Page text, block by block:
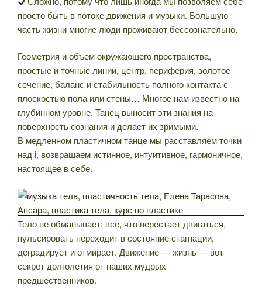
просто быть в потоке движения и музыки. Большую
часть жизни многие люди проживают бессознательно.
Геометрия и объем окружающего пространства,
простые и точные линии, центр, периферия, золотое
сечение, баланс и стабильность полного контакта с
плоскостью пола или стены… Многое нам известно на
глубинном уровне. Танец выносит эти знания на
поверхность сознания и делает их зримыми.
В медленном пластичном танце мы расставляем точки
над i, возвращаем истинное, интуитивное, гармоничное,
настоящее в себе.
Тело не обманывает: все, что перестает двигаться,
пульсировать переходит в состояние стагнации,
деградирует и отмирает. Движение — жизнь — вот
секрет долголетия от наших мудрых
предшественников.